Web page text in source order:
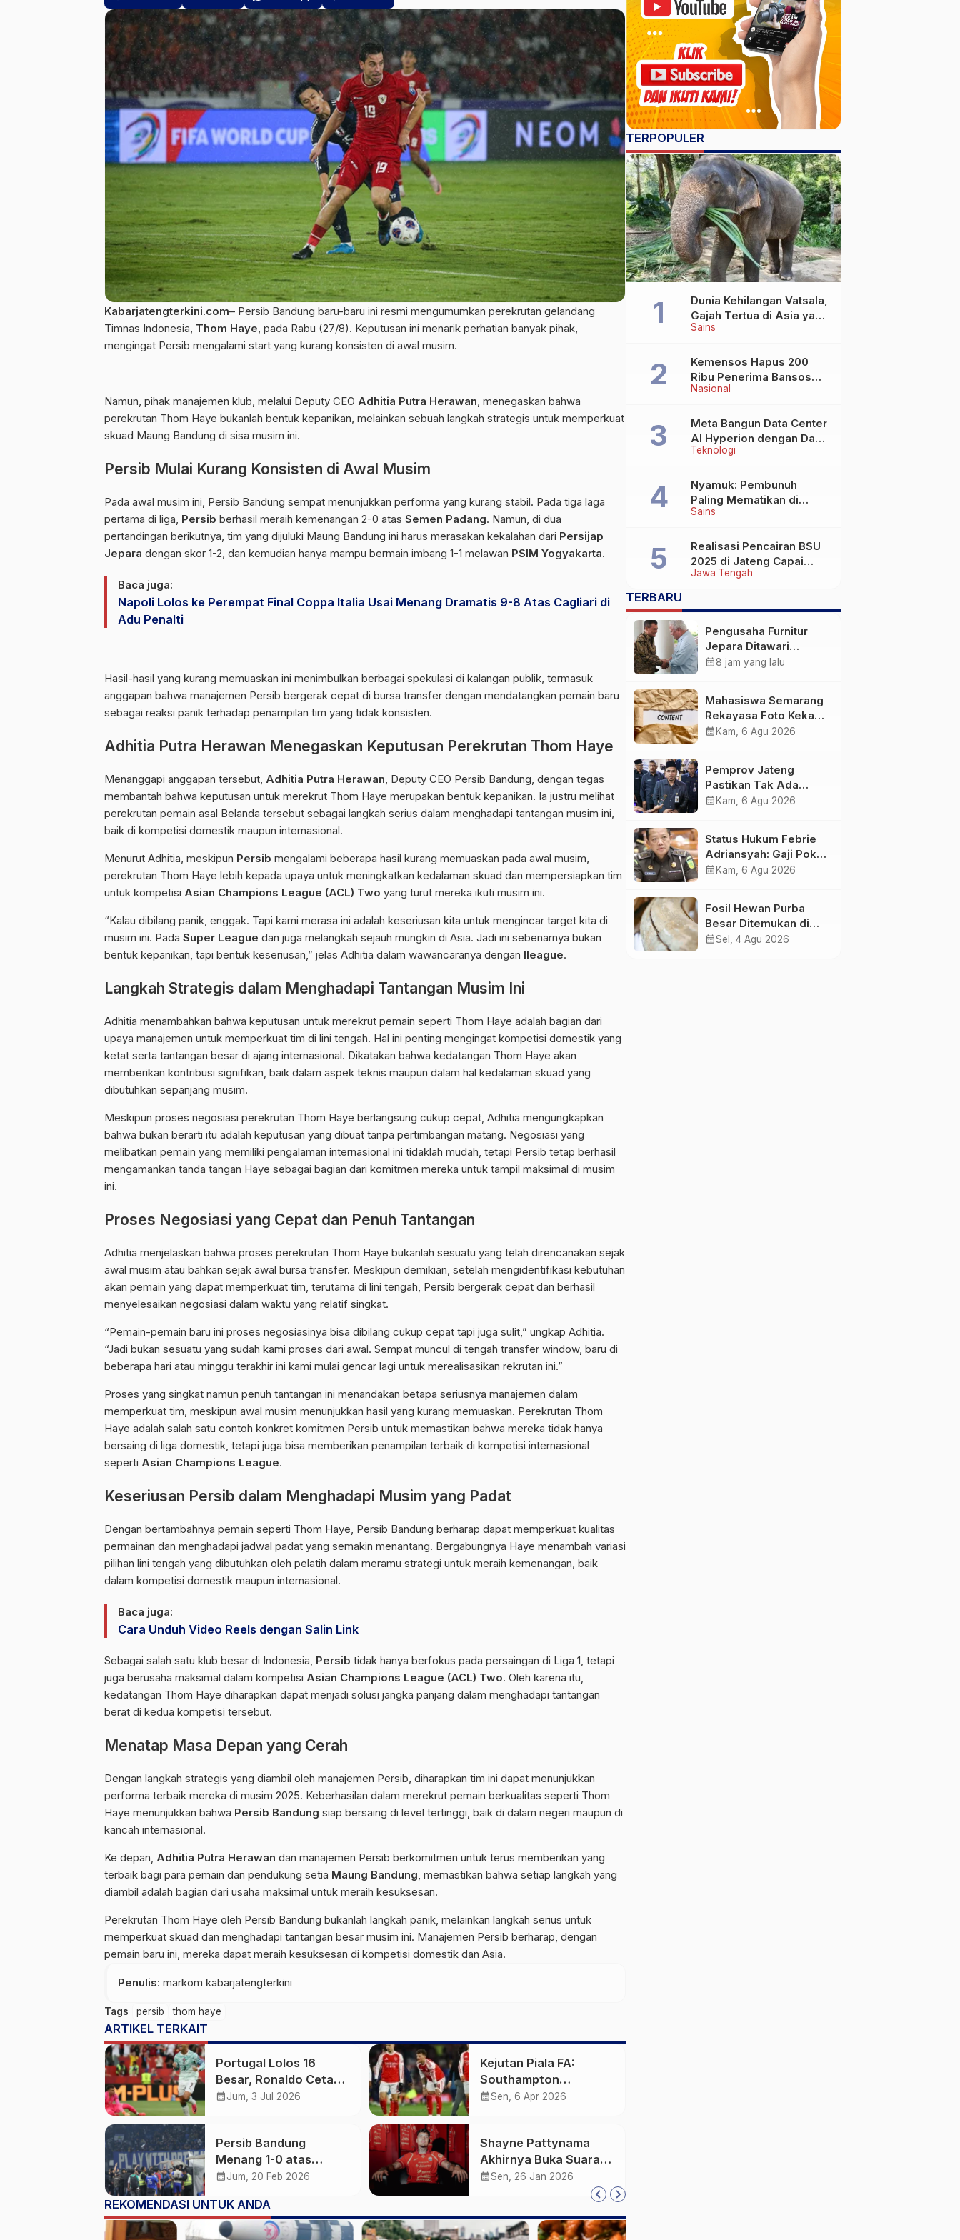
Kabarjatengterkini.com– Persib Bandung baru-baru ini resmi mengumumkan perekrutan gelandang
Timnas Indonesia, Thom Haye , pada Rabu (27/8). Keputusan ini menarik perhatian banyak pihak,
mengingat Persib mengalami start yang kurang konsisten di awal musim.
Namun, pihak manajemen klub, melalui Deputy CEO Adhitia Putra Herawan , menegaskan bahwa
perekrutan Thom Haye bukanlah bentuk kepanikan, melainkan sebuah langkah strategis untuk memperkuat
skuad Maung Bandung di sisa musim ini.
Persib Mulai Kurang Konsisten di Awal Musim
Pada awal musim ini, Persib Bandung sempat menunjukkan performa yang kurang stabil. Pada tiga laga
pertama di liga, Persib berhasil meraih kemenangan 2-0 atas Semen Padang. Namun, di dua
pertandingan berikutnya, tim yang dijuluki Maung Bandung ini harus merasakan kekalahan dari Persijap
Jepara dengan skor 1-2, dan kemudian hanya mampu bermain imbang 1-1 melawan PSIM Yogyakarta.
Baca juga:
Napoli Lolos ke Perempat Final Coppa Italia Usai Menang Dramatis 9-8 Atas Cagliari di
Adu Penalti
Hasil-hasil yang kurang memuaskan ini menimbulkan berbagai spekulasi di kalangan publik, termasuk
anggapan bahwa manajemen Persib bergerak cepat di bursa transfer dengan mendatangkan pemain baru
sebagai reaksi panik terhadap penampilan tim yang tidak konsisten.
Adhitia Putra Herawan Menegaskan Keputusan Perekrutan Thom Haye
Menanggapi anggapan tersebut, Adhitia Putra Herawan , Deputy CEO Persib Bandung, dengan tegas
membantah bahwa keputusan untuk merekrut Thom Haye merupakan bentuk kepanikan. Ia justru melihat
perekrutan pemain asal Belanda tersebut sebagai langkah serius dalam menghadapi tantangan musim ini,
baik di kompetisi domestik maupun internasional.
Menurut Adhitia, meskipun Persib mengalami beberapa hasil kurang memuaskan pada awal musim,
perekrutan Thom Haye lebih kepada upaya untuk meningkatkan kedalaman skuad dan mempersiapkan tim
untuk kompetisi Asian Champions League (ACL) Two yang turut mereka ikuti musim ini.
“Kalau dibilang panik, enggak. Tapi kami merasa ini adalah keseriusan kita untuk mengincar target kita di
musim ini. Pada Super League dan juga melangkah sejauh mungkin di Asia. Jadi ini sebenarnya bukan
bentuk kepanikan, tapi bentuk keseriusan,” jelas Adhitia dalam wawancaranya dengan Ileague.
Langkah Strategis dalam Menghadapi Tantangan Musim Ini
Adhitia menambahkan bahwa keputusan untuk merekrut pemain seperti Thom Haye adalah bagian dari
upaya manajemen untuk memperkuat tim di lini tengah. Hal ini penting mengingat kompetisi domestik yang
ketat serta tantangan besar di ajang internasional. Dikatakan bahwa kedatangan Thom Haye akan
memberikan kontribusi signifikan, baik dalam aspek teknis maupun dalam hal kedalaman skuad yang
dibutuhkan sepanjang musim.
Meskipun proses negosiasi perekrutan Thom Haye berlangsung cukup cepat, Adhitia mengungkapkan
bahwa bukan berarti itu adalah keputusan yang dibuat tanpa pertimbangan matang. Negosiasi yang
melibatkan pemain yang memiliki pengalaman internasional ini tidaklah mudah, tetapi Persib tetap berhasil
mengamankan tanda tangan Haye sebagai bagian dari komitmen mereka untuk tampil maksimal di musim
ini.
Proses Negosiasi yang Cepat dan Penuh Tantangan
Adhitia menjelaskan bahwa proses perekrutan Thom Haye bukanlah sesuatu yang telah direncanakan sejak
awal musim atau bahkan sejak awal bursa transfer. Meskipun demikian, setelah mengidentifikasi kebutuhan
akan pemain yang dapat memperkuat tim, terutama di lini tengah, Persib bergerak cepat dan berhasil
menyelesaikan negosiasi dalam waktu yang relatif singkat.
“Pemain-pemain baru ini proses negosiasinya bisa dibilang cukup cepat tapi juga sulit,” ungkap Adhitia.
“Jadi bukan sesuatu yang sudah kami proses dari awal. Sempat muncul di tengah transfer window, baru di
beberapa hari atau minggu terakhir ini kami mulai gencar lagi untuk merealisasikan rekrutan ini.”
Proses yang singkat namun penuh tantangan ini menandakan betapa seriusnya manajemen dalam
memperkuat tim, meskipun awal musim menunjukkan hasil yang kurang memuaskan. Perekrutan Thom
Haye adalah salah satu contoh konkret komitmen Persib untuk memastikan bahwa mereka tidak hanya
bersaing di liga domestik, tetapi juga bisa memberikan penampilan terbaik di kompetisi internasional
seperti Asian Champions League.
Keseriusan Persib dalam Menghadapi Musim yang Padat
Dengan bertambahnya pemain seperti Thom Haye, Persib Bandung berharap dapat memperkuat kualitas
permainan dan menghadapi jadwal padat yang semakin menantang. Bergabungnya Haye menambah variasi
pilihan lini tengah yang dibutuhkan oleh pelatih dalam meramu strategi untuk meraih kemenangan, baik
dalam kompetisi domestik maupun internasional.
Baca juga:
Cara Unduh Video Reels dengan Salin Link
Sebagai salah satu klub besar di Indonesia, Persib tidak hanya berfokus pada persaingan di Liga 1, tetapi
juga berusaha maksimal dalam kompetisi Asian Champions League (ACL) Two. Oleh karena itu,
kedatangan Thom Haye diharapkan dapat menjadi solusi jangka panjang dalam menghadapi tantangan
berat di kedua kompetisi tersebut.
Menatap Masa Depan yang Cerah
Dengan langkah strategis yang diambil oleh manajemen Persib, diharapkan tim ini dapat menunjukkan
performa terbaik mereka di musim 2025. Keberhasilan dalam merekrut pemain berkualitas seperti Thom
Haye menunjukkan bahwa Persib Bandung siap bersaing di level tertinggi, baik di dalam negeri maupun di
kancah internasional.
Ke depan, Adhitia Putra Herawan dan manajemen Persib berkomitmen untuk terus memberikan yang
terbaik bagi para pemain dan pendukung setia Maung Bandung , memastikan bahwa setiap langkah yang
diambil adalah bagian dari usaha maksimal untuk meraih kesuksesan.
Perekrutan Thom Haye oleh Persib Bandung bukanlah langkah panik, melainkan langkah serius untuk
memperkuat skuad dan menghadapi tantangan besar musim ini. Manajemen Persib berharap, dengan
pemain baru ini, mereka dapat meraih kesuksesan di kompetisi domestik dan Asia.
Penulis: markom kabarjatengterkini
Tags persib thom haye
ARTIKEL TERKAIT
Portugal Lolos 16
Besar, Ronaldo Cetak
Rekor Sejarah Baru
calendar_monthJum, 3 Jul 2026
Kejutan Piala FA:
Southampton
Singkirkan Arsenal,
Resmi Sirna
calendar_monthSen, 6 Apr 2026
Persib Bandung
Menang 1-0 atas
Ratchaburi, Tetap
2025/2026
calendar_monthJum, 20 Feb 2026
Shayne Pattynama
Akhirnya Buka Suara
soal Transfer Kilat ke
calendar_monthSen, 26 Jan 2026
REKOMENDASI UNTUK ANDA
TERPOPULER
Sains
Dunia Kehilangan Vatsala,
Gajah Tertua di Asia yang
Wafat di Usia Lebih dari
Nasional
Kemensos Hapus 200
Ribu Penerima Bansos
yang Terlibat Judol
Teknologi
Meta Bangun Data Center
AI Hyperion dengan Daya
Komputasi 5 GW, Saingi
Sains
Nyamuk: Pembunuh
Paling Mematikan di
Dunia yang Tak Terlihat
Jawa Tengah
Realisasi Pencairan BSU
2025 di Jateng Capai
69,2 Persen
TERBARU
Pengusaha Furnitur
Jepara Ditawari
Perluasan Pangsa
calendar_month8 jam yang lalu
Mahasiswa Semarang
Rekayasa Foto Kekasih
Jadi Konten Cabul
calendar_month Kam, 6 Agu 2026
Pemprov Jateng
Pastikan Tak Ada
Kendala Pembayaran
Transfer ke Daerah
calendar_month Kam, 6 Agu 2026
Status Hukum Febrie
Adriansyah: Gaji Pokok
50 Persen Tetap
calendar_month Kam, 6 Agu 2026
Fosil Hewan Purba
Besar Ditemukan di
Sungai Piji Kudus
calendar_monthSel, 4 Agu 2026